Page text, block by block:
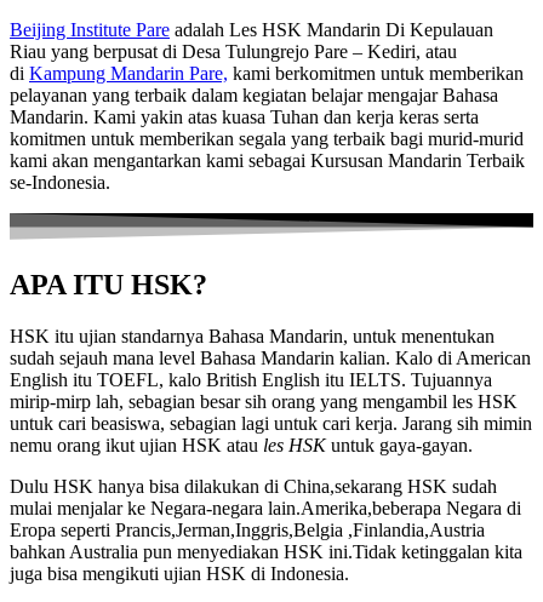
Beijing Institute Pare adalah Les HSK Mandarin Di Kepulauan
Riau yang berpusat di Desa Tulungrejo Pare – Kediri, atau
di Kampung Mandarin Pare, kami berkomitmen untuk memberikan
pelayanan yang terbaik dalam kegiatan belajar mengajar Bahasa
Mandarin. Kami yakin atas kuasa Tuhan dan kerja keras serta
komitmen untuk memberikan segala yang terbaik bagi murid-murid
kami akan mengantarkan kami sebagai Kursusan Mandarin Terbaik
se-Indonesia.
APA ITU HSK?
HSK itu ujian standarnya Bahasa Mandarin, untuk menentukan
sudah sejauh mana level Bahasa Mandarin kalian. Kalo di American
English itu TOEFL, kalo British English itu IELTS. Tujuannya
mirip-mirp lah, sebagian besar sih orang yang mengambil les HSK
untuk cari beasiswa, sebagian lagi untuk cari kerja. Jarang sih mimin
nemu orang ikut ujian HSK atau les HSKuntuk gaya-gayan.
Dulu HSK hanya bisa dilakukan di China,sekarang HSK sudah
mulai menjalar ke Negara-negara lain.Amerika,beberapa Negara di
Eropa seperti Prancis,Jerman,Inggris,Belgia ,Finlandia,Austria
bahkan Australia pun menyediakan HSK ini.Tidak ketinggalan kita
juga bisa mengikuti ujian HSK di Indonesia.